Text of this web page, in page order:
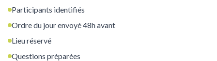
Participants identifiés
Ordre du jour envoyé 48h avant
Lieu réservé
Questions préparées